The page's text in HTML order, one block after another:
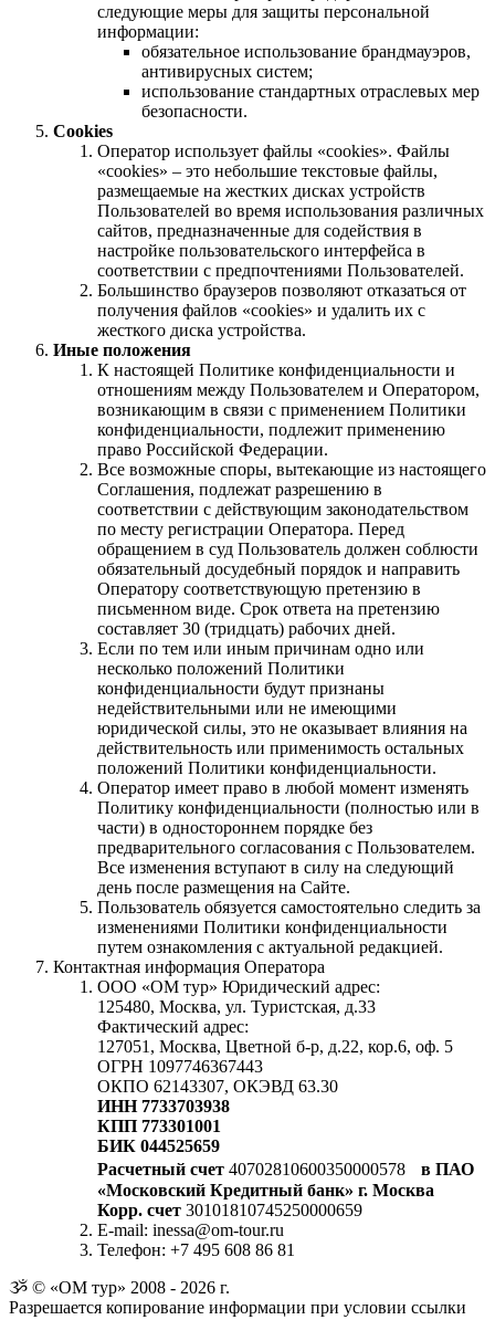
следующие меры для защиты персональной
информации:
обязательное использование брандмауэров,
антивирусных систем;
использование стандартных отраслевых мер
безопасности.
Cookies
Оператор использует файлы «cookies». Файлы
«cookies» – это небольшие текстовые файлы,
размещаемые на жестких дисках устройств
Пользователей во время использования различных
сайтов, предназначенные для содействия в
настройке пользовательского интерфейса в
соответствии с предпочтениями Пользователей.
Большинство браузеров позволяют отказаться от
получения файлов «cookies» и удалить их с
жесткого диска устройства.
Иные положения
К настоящей Политике конфиденциальности и
отношениям между Пользователем и Оператором,
возникающим в связи с применением Политики
конфиденциальности, подлежит применению
право Российской Федерации.
Все возможные споры, вытекающие из настоящего
Соглашения, подлежат разрешению в
соответствии с действующим законодательством
по месту регистрации Оператора. Перед
обращением в суд Пользователь должен соблюсти
обязательный досудебный порядок и направить
Оператору соответствующую претензию в
письменном виде. Срок ответа на претензию
составляет 30 (тридцать) рабочих дней.
Если по тем или иным причинам одно или
несколько положений Политики
конфиденциальности будут признаны
недействительными или не имеющими
юридической силы, это не оказывает влияния на
действительность или применимость остальных
положений Политики конфиденциальности.
Оператор имеет право в любой момент изменять
Политику конфиденциальности (полностью или в
части) в одностороннем порядке без
предварительного согласования с Пользователем.
Все изменения вступают в силу на следующий
день после размещения на Сайте.
Пользователь обязуется самостоятельно следить за
изменениями Политики конфиденциальности
путем ознакомления с актуальной редакцией.
Контактная информация Оператора
ООО «ОМ тур» Юридический адрес:
125480, Москва, ул. Туристская, д.33
Фактический адрес:
127051, Москва, Цветной б-р, д.22, кор.6, оф. 5
ОГРН 1097746367443
ОКПО 62143307, ОКЭВД 63.30
ИНН 7733703938
КПП 773301001
БИК 044525659
Расчетный счет 40702810600350000578 в ПАО
«Московский Кредитный банк» г. Москва
Корр. счет 30101810745250000659
E-mail: inessa@om-tour.ru
Телефон: +7 495 608 86 81
ૐ © «ОМ тур» 2008 - 2026 г.
Разрешается копирование информации при условии ссылки